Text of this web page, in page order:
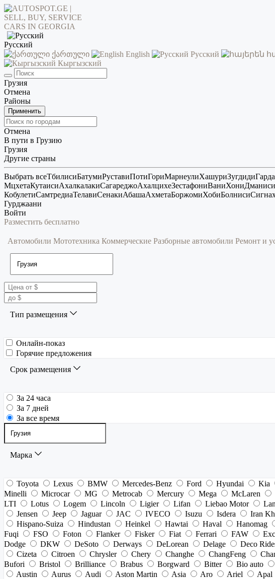
Русский
ქართული
English Русский
Кыргызский
Грузия
Отмена
Районы
Применить
Отмена
В пути в Грузию
Грузия
Другие страны
Выбрать всеТбилисиБатумиРуставиПотиГориМарнеулиХашуриЗугдиди
МцхетаКутаисиАхалкалакиСагареджоАхалцихеЗестафониВаниХониДманиси
КобулетиСамтредиаТелавиСенакиАбашаАхметаБоржомиХобиБолниси
Гурджаани
Войти
Разместить бесплатно
Автомобили Мототехника Коммерческие Разборные автомобили Ремонт и
Тип размещения
Онлайн-показ
Горячие предложения
Срок размещения
За 24 часа
За 7 дней
За все время
Марка
Toyota Lexus BMW Mercedes-Benz Ford Hyundai Kia
Minelli
Microcar MG Metrocab Mercury Mega McLaren
LTI
Lotus Logem Lincoln Ligier Lifan Liebao Motor
Jensen
Jeep Jaguar JAC IVECO Isuzu Isdera Iran
Hispano-Suiza
Hindustan Heinkel Hawtai Haval Hanomag
Fuqi
FSO Foton Flanker Fisker Fiat Ferrari FAW
Dodge
DKW DeSoto Derways DeLorean Delage Deco
Cizeta
Citroen Chrysler Chery Changhe ChangFeng
Bufori
Bristol Brilliance Brabus Borgward Bitter Bio auto
Austin
Aurus Audi Aston Martin Asia Aro Ariel Apal